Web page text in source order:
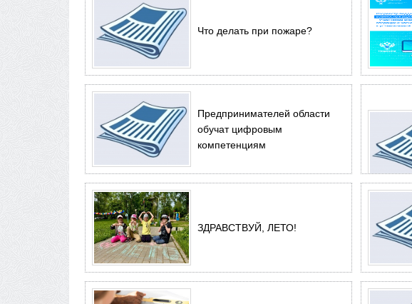
Что делать при пожаре?
Предпринимателей области
обучат цифровым
компетенциям
ЗДРАВСТВУЙ, ЛЕТО!